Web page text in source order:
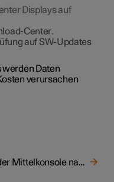
Displays auf
Center.
auf SW-Updates
werden Daten
verursachen
In den Ansichten des Displays in der Mittelkonsole navigieren